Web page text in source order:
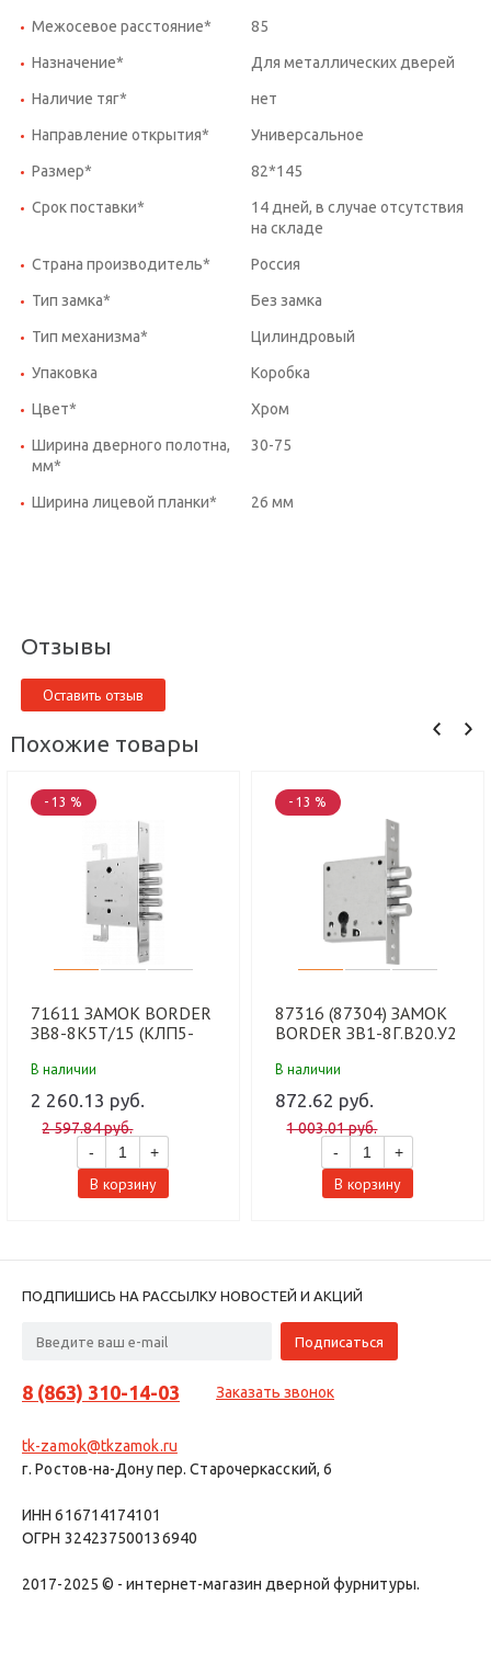
Межосевое расстояние* 85
Назначение* Для металлических дверей
Наличие тяг* нет
Направление открытия* Универсальное
Размер* 82*145
Срок поставки*
14 дней, в случае отсутствия
на складе
Страна производитель* Россия
Тип замка* Без замка
Тип механизма* Цилиндровый
Упаковка Коробка
Цвет* Хром
Ширина дверного полотна,
мм*
30-75
Ширина лицевой планки* 26 мм
Отзывы
Оставить отзыв
Похожие товары
- 13 %
71611 ЗАМОК ВОRDЕR
ЗВ8-8К5Т/15 (КЛП5-
В наличии
2 260.13 руб.
2 597.84 руб.
-
+
В корзину
- 13 %
87316 (87304) ЗАМОК
BORDER ЗВ1-8Г.В20.У2
В наличии
872.62 руб.
1 003.01 руб.
-
+
В корзину
ПОДПИШИСЬ НА РАССЫЛКУ НОВОСТЕЙ И АКЦИЙ
8 (863) 310-14-03 Заказать звонок
tk-zamok@tkzamok.ru
г. Ростов-на-Дону пер. Старочеркасский, 6
ИНН 616714174101
ОГРН 324237500136940
2017-2025 © - интернет-магазин дверной фурнитуры.